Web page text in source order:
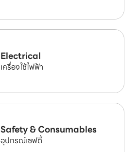
Electrical
เครื่องใช้ไฟฟ้า
Safety & Consumables
อุปกรณ์เซฟตี้